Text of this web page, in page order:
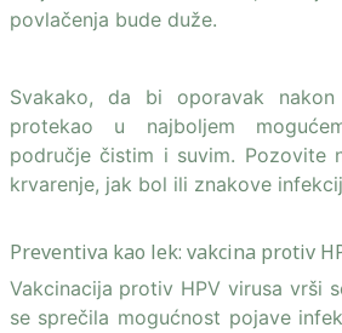
povlačenja bude duže.
Svakako, da bi oporavak nakon
protekao u najboljem
područje čistim i suvim. Pozovite
krvarenje, jak bol ili znakove
Preventiva kao lek: vakcina protiv
Vakcinacija protiv HPV virusa vrši
se sprečila mogućnost pojave